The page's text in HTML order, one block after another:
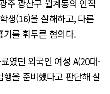
주 광산구 월계동의 인적
생(16)을 살해하고, 다른
를 휘두른 혐의다.
였던 외국인 여성 A(20대·
을 준비했다고 판단해 살